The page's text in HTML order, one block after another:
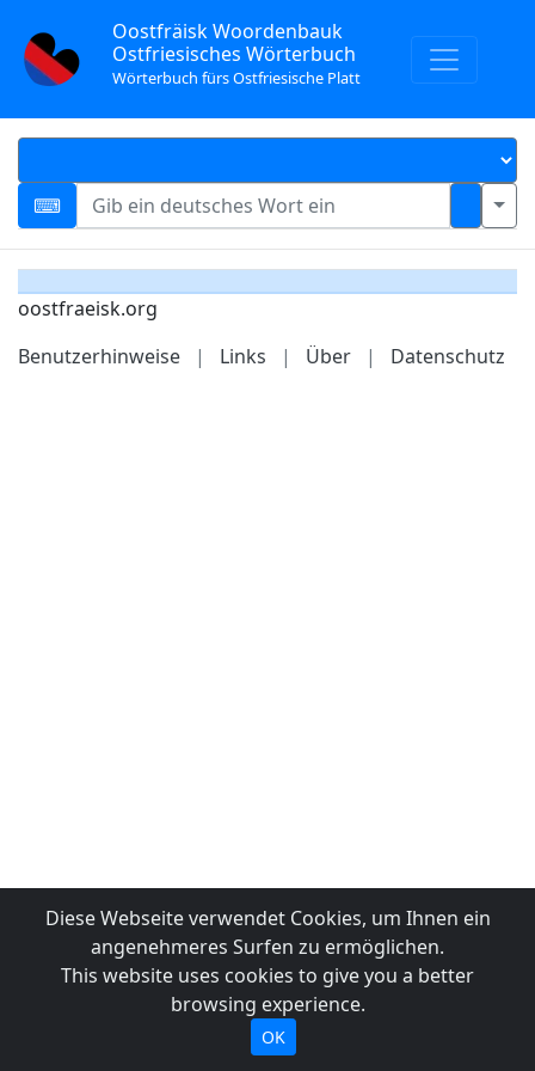
Oostfräisk Woordenbauk
Ostfriesisches Wörterbuch
Wörterbuch fürs Ostfriesische Platt
oostfraeisk.org
Benutzerhinweise
| Links | Über | Datenschutz
Diese Webseite verwendet Cookies, um Ihnen ein
angenehmeres Surfen zu ermöglichen.
This website uses cookies to give you a better
browsing experience.
OK